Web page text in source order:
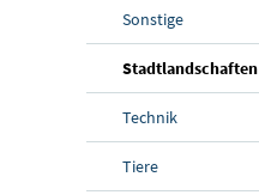
Sonstige
Stadtlandschaften
Technik
Tiere